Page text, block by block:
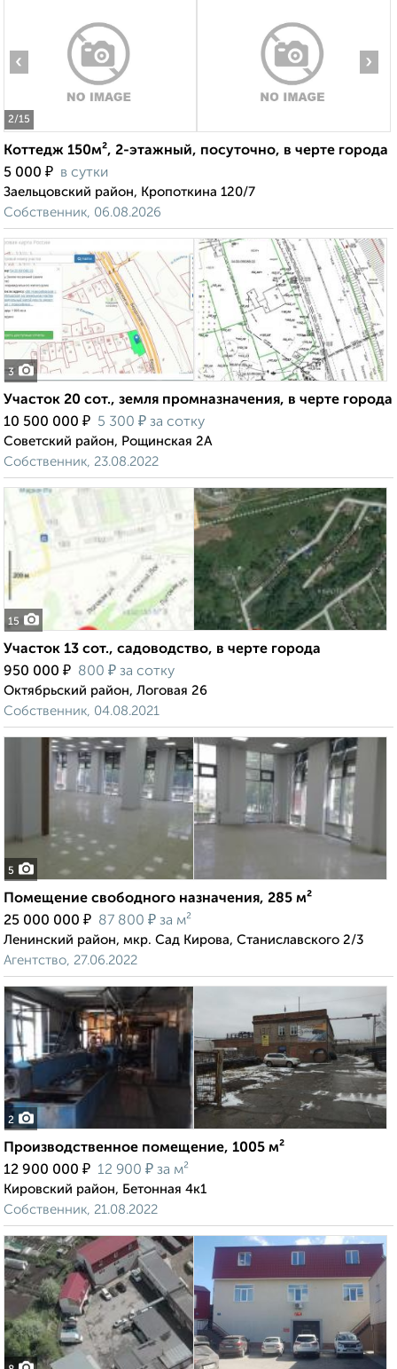
2/15
‹ ›
Коттедж 150м², 2-этажный, посуточно, в черте города
5 000 ₽ в сутки
Заельцовский район, Кропоткина 120/7
Собственник, 06.08.2026
3
Участок 20 сот., земля промназначения, в черте города
10 500 000 ₽ 5 300 ₽ за сотку
Советский район, Рощинская 2А
Собственник, 23.08.2022
15
Участок 13 сот., садоводство, в черте города
950 000 ₽ 800 ₽ за сотку
Октябрьский район, Логовая 26
Собственник, 04.08.2021
5
Помещение свободного назначения, 285 м²
25 000 000 ₽ 87 800 ₽ за м²
Ленинский район, мкр. Сад Кирова, Станиславского 2/3
Агентство, 27.06.2022
2
Производственное помещение, 1005 м²
12 900 000 ₽ 12 900 ₽ за м²
Кировский район, Бетонная 4к1
Собственник, 21.08.2022